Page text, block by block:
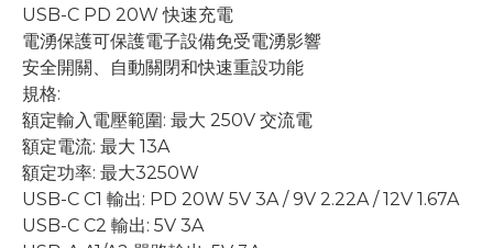
USB-C PD 20W 快速充電
電湧保護可保護電子設備免受電湧影響
安全開關、自動關閉和快速重設功能
規格:
額定輸入電壓範圍: 最大 250V 交流電
額定電流: 最大 13A
額定功率: 最大3250W
USB-C C1 輸出: PD 20W 5V 3A / 9V 2.22A / 12V 1.67A
USB-C C2 輸出: 5V 3A